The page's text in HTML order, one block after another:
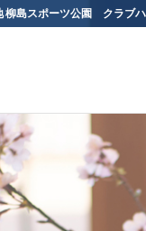
柳島スポーツ公園 クラブ